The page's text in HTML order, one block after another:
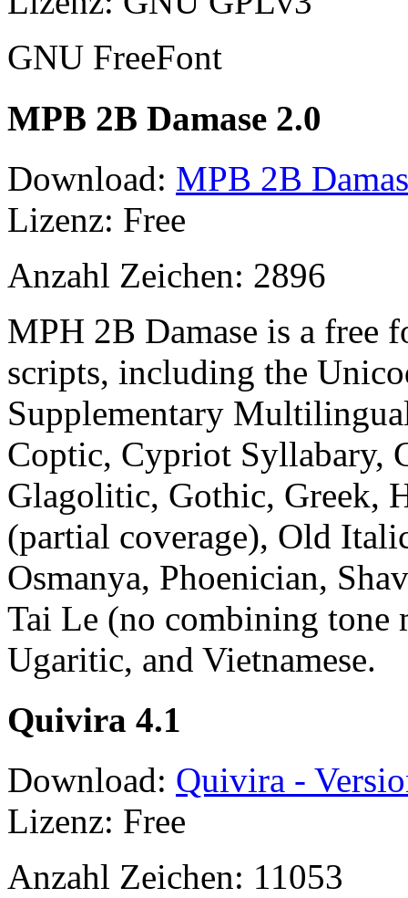
GNU FreeFont
MPB 2B Damase 2.0
Download: MPB 2B
Lizenz: Free
Anzahl Zeichen: 2896
MPH 2B Damase is a free
scripts, including the
Supplementary
Coptic, Cypriot Syllabary,
Glagolitic, Gothic, Greek,
(partial coverage), Old
Osmanya, Phoenician,
Tai Le (no combining tone
Ugaritic, and Vietnamese.
Quivira 4.1
Download: Quivira -
Lizenz: Free
Anzahl Zeichen: 11053